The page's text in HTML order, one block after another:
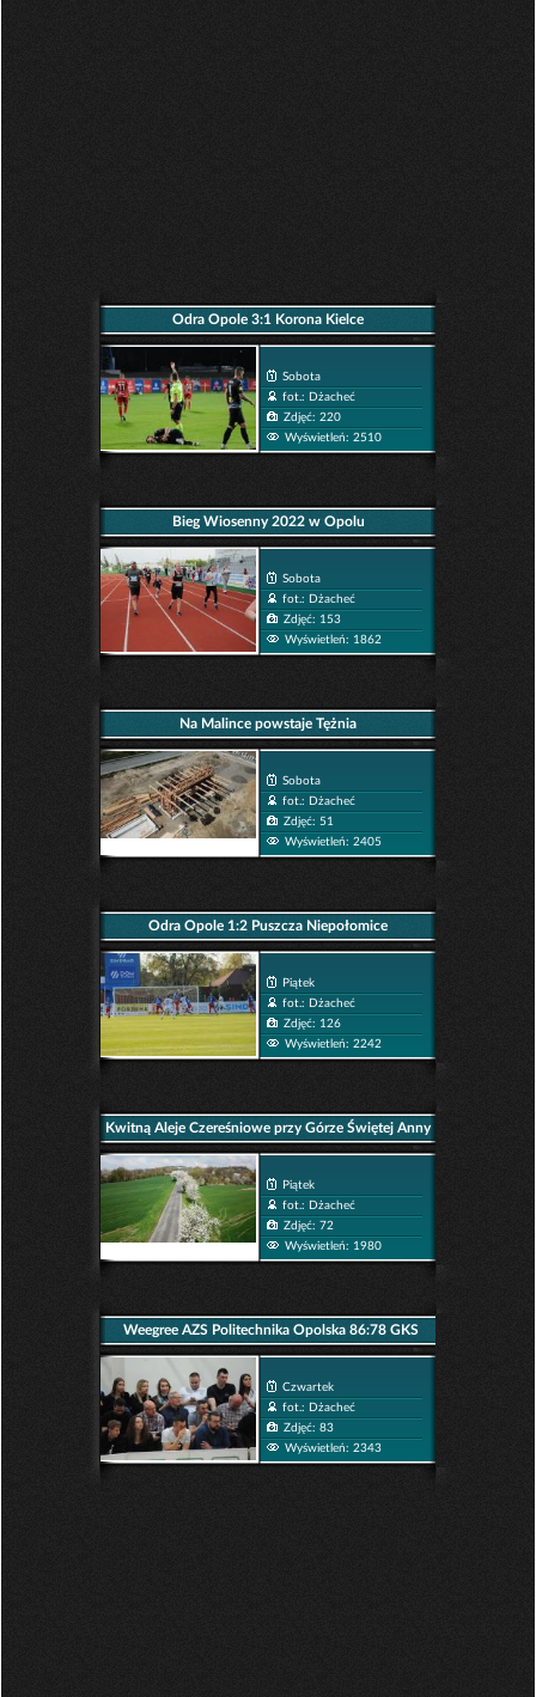
Odra Opole 3:1 Korona Kielce
Sobota
fot.: Dżacheć
Zdjęć: 220
Wyświetleń: 2510
Bieg Wiosenny 2022 w Opolu
Sobota
fot.: Dżacheć
Zdjęć: 153
Wyświetleń: 1862
Na Malince powstaje Tężnia
Sobota
fot.: Dżacheć
Zdjęć: 51
Wyświetleń: 2405
Odra Opole 1:2 Puszcza Niepołomice
Piątek
fot.: Dżacheć
Zdjęć: 126
Wyświetleń: 2242
Kwitną Aleje Czereśniowe przy Górze Świętej Anny
Piątek
fot.: Dżacheć
Zdjęć: 72
Wyświetleń: 1980
Weegree AZS Politechnika Opolska 86:78 GKS
Czwartek
fot.: Dżacheć
Zdjęć: 83
Wyświetleń: 2343